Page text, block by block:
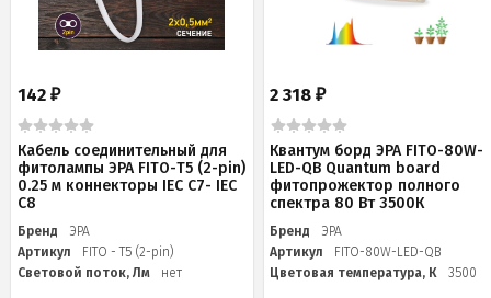
142 ₽
Кабель соединительный для
фитолампы ЭРА FITO-Т5 (2-pin)
0.25 м коннекторы IEC C7- IEC
C8
Бренд
ЭРА
Артикул
FITO - T5 (2-pin)
Световой поток, Лм
нет
2 318₽
Квантум борд ЭРА FITO-80W-
LED-QB Quantum board
фитопрожектор полного
спектра 80 Вт 3500К
Бренд
ЭРА
Артикул
FITO-80W-LED-QB
Цветовая температура, К
3500